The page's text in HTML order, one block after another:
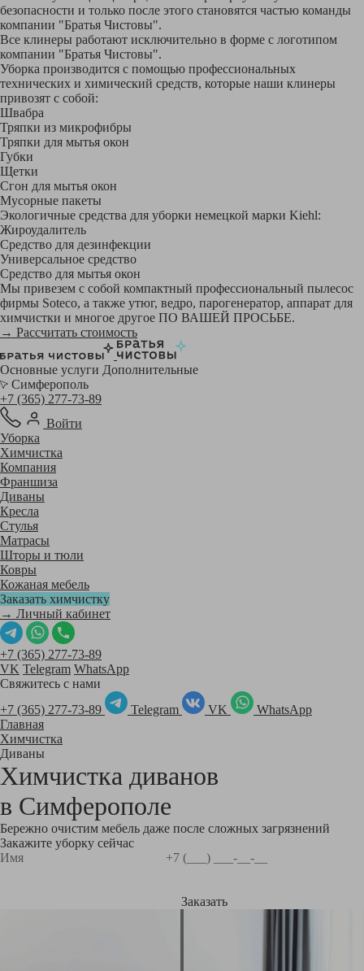
безопасности и только после этого становятся частью команды
компании "Братья Чистовы".
Все клинеры работают исключительно в форме с логотипом
компании "Братья Чистовы".
Уборка производится с помощью профессиональных
технических и химический средств, которые наши клинеры
привозят с собой:
Швабра
Тряпки из микрофибры
Тряпки для мытья окон
Губки
Щетки
Сгон для мытья окон
Мусорные пакеты
Экологичные средства для уборки немецкой марки Kiehl:
Жироудалитель
Средство для дезинфекции
Универсальное средство
Средство для мытья окон
Мы привезем с собой компактный профессиональный пылесос
фирмы Soteco, а также утюг, ведро, парогенератор, аппарат для
химчистки и многое другое ПО ВАШЕЙ ПРОСЬБЕ.
→ Рассчитать стоимость
Основные услуги Дополнительные
Симферополь
+7 (365) 277-73-89
Войти
Уборка
Химчистка
Компания
Франшиза
Диваны
Кресла
Стулья
Матрасы
Шторы и тюли
Ковры
Кожаная мебель
Заказать химчистку
→ Личный кабинет
+7 (365) 277-73-89
VK Telegram WhatsApp
Свяжитесь с нами
+7 (365) 277-73-89
Telegram VK
WhatsApp
Главная
Химчистка
Диваны
Химчистка диванов
в Симферополе
Бережно очистим мебель даже после сложных загрязнений
Закажите уборку сейчас
Заказать